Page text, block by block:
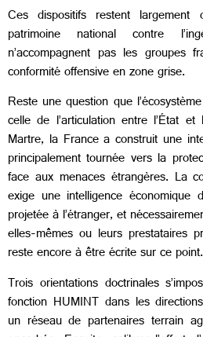
Ces dispositifs restent
patrimoine national contre
n’accompagnent pas les groupes
conformité offensive en zone grise.
Reste une question que
celle de l’articulation entre l’État
Martre, la France a construit une
principalement tournée vers la
face aux menaces étrangères. La
exige une intelligence économique
projetée à l’étranger, et
elles-mêmes ou leurs prestataires
reste encore à être écrite sur ce point.
Trois orientations doctrinales
fonction HUMINT dans les
un réseau de partenaires terrain